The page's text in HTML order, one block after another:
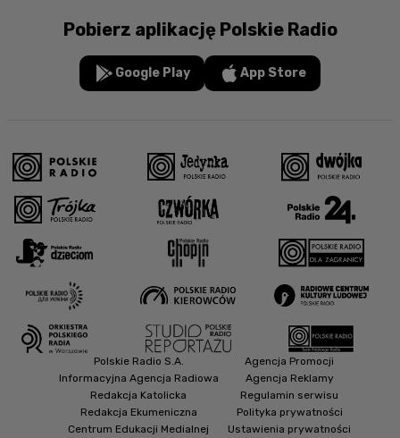
Pobierz aplikację Polskie Radio
Google Play App Store
Polskie Radio S.A.
Informacyjna Agencja Radiowa
Redakcja Katolicka
Redakcja Ekumeniczna
Centrum Edukacji Medialnej
Agencja Promocji
Agencja Reklamy
Regulamin serwisu
Polityka prywatności
Ustawienia prywatności